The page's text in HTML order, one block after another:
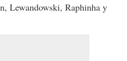
Lewandowski, Raphinha y